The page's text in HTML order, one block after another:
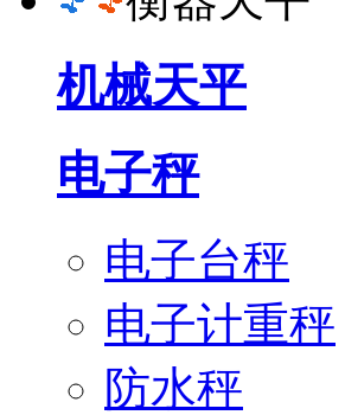
机械天平
电子秤
电子台秤
电子计重秤
防水秤